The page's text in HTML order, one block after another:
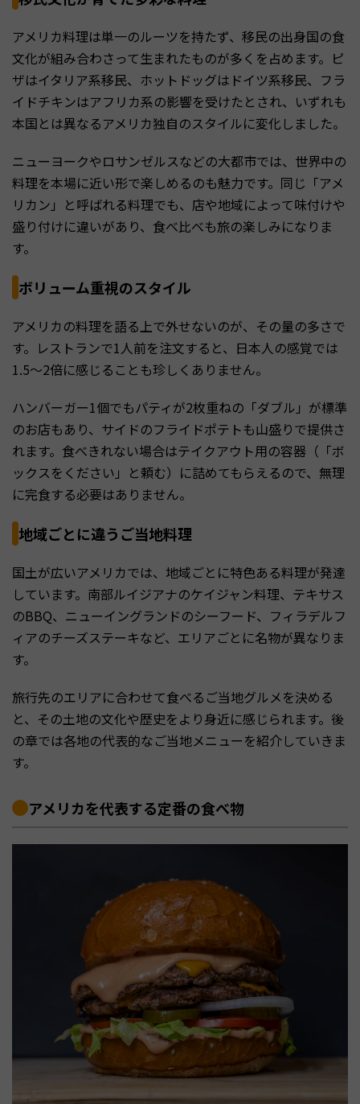
アメリカ料理は単一のルーツを持たず、移民の出身国の食
文化が組み合わさって生まれたものが多くを占めます。ピ
ザはイタリア系移民、ホットドッグはドイツ系移民、フラ
イドチキンはアフリカ系の影響を受けたとされ、いずれも
本国とは異なるアメリカ独自のスタイルに変化しました。
ニューヨークやロサンゼルスなどの大都市では、世界中の
料理を本場に近い形で楽しめるのも魅力です。同じ「アメ
リカン」と呼ばれる料理でも、店や地域によって味付けや
盛り付けに違いがあり、食べ比べも旅の楽しみになりま
す。
ボリューム重視のスタイル
アメリカの料理を語る上で外せないのが、その量の多さで
す。レストランで1人前を注文すると、日本人の感覚では
1.5〜2倍に感じることも珍しくありません。
ハンバーガー1個でもパティが2枚重ねの「ダブル」が標準
のお店もあり、サイドのフライドポテトも山盛りで提供さ
れます。食べきれない場合はテイクアウト用の容器（「ボ
ックスをください」と頼む）に詰めてもらえるので、無理
に完食する必要はありません。
地域ごとに違うご当地料理
国土が広いアメリカでは、地域ごとに特色ある料理が発達
しています。南部ルイジアナのケイジャン料理、テキサス
のBBQ、ニューイングランドのシーフード、フィラデルフ
ィアのチーズステーキなど、エリアごとに名物が異なりま
す。
旅行先のエリアに合わせて食べるご当地グルメを決める
と、その土地の文化や歴史をより身近に感じられます。後
の章では各地の代表的なご当地メニューを紹介していきま
す。
アメリカを代表する定番の食べ物